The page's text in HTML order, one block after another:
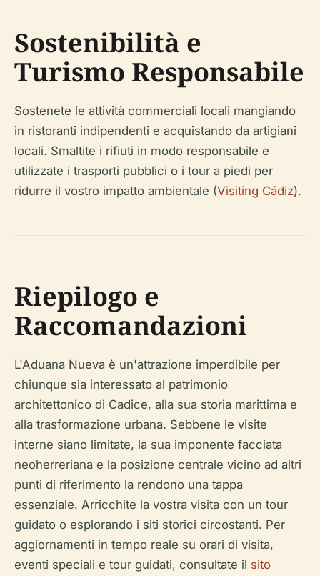
Sostenibilità e
Turismo Responsabile
Sostenete le attività commerciali locali mangiando
in ristoranti indipendenti e acquistando da artigiani
locali. Smaltite i rifiuti in modo responsabile e
utilizzate i trasporti pubblici o i tour a piedi per
ridurre il vostro impatto ambientale (Visiting Cádiz).
Riepilogo e
Raccomandazioni
L'Aduana Nueva è un'attrazione imperdibile per
chiunque sia interessato al patrimonio
architettonico di Cadice, alla sua storia marittima e
alla trasformazione urbana. Sebbene le visite
interne siano limitate, la sua imponente facciata
neoherreriana e la posizione centrale vicino ad altri
punti di riferimento la rendono una tappa
essenziale. Arricchite la vostra visita con un tour
guidato o esplorando i siti storici circostanti. Per
aggiornamenti in tempo reale su orari di visita,
eventi speciali e tour guidati, consultate il sito